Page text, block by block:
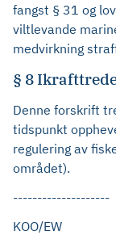
fangst § 31 og
viltlevande
medvirkning
§ 8
Denne forskrift
tidspunkt
regulering av
området).
--------------------
KOO/EW